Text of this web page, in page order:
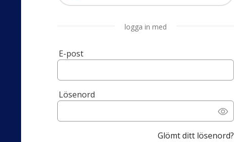
logga in med
E-post
Lösenord
Glömt ditt lösenord?